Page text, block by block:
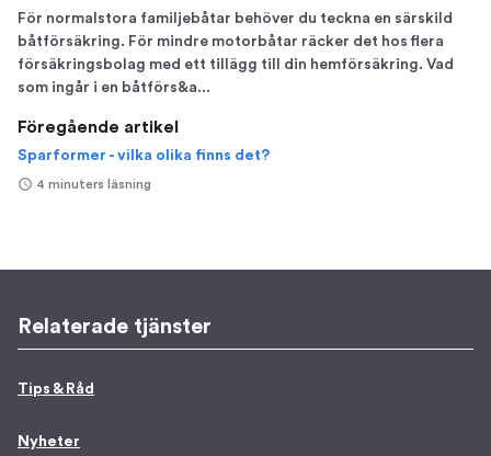
För normalstora familjebåtar behöver du teckna en särskild
båtförsäkring. För mindre motorbåtar räcker det hos flera
försäkringsbolag med ett tillägg till din hemförsäkring. Vad
som ingår i en båtförs&a...
Föregående artikel
Sparformer - vilka olika finns det?
4 minuters läsning
Relaterade tjänster
Tips & Råd
Nyheter